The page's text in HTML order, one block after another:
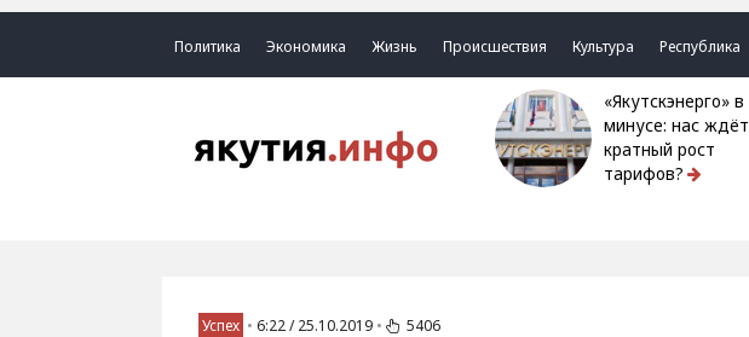
Политика Экономика Жизнь Происшествия Культура Республика
«Якутскэнерго» в
минусе: нас ждёт
кратный рост
тарифов?
Успех • 6:22 / 25.10.2019 • 5406